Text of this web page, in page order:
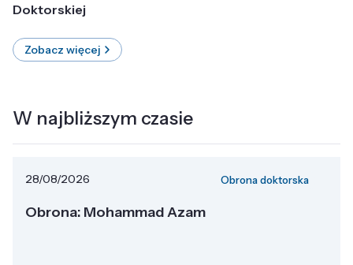
Doktorskiej
Zobacz więcej
W najbliższym czasie
28/08/2026 Obrona doktorska
Obrona: Mohammad Azam